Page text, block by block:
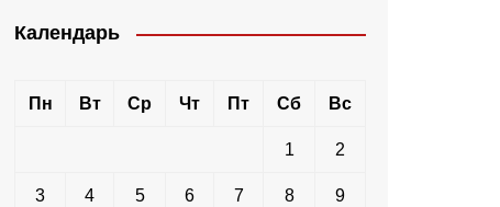
Календарь
Пн Вт Ср Чт Пт Сб Вс
1 2
3 4 5 6 7 8 9